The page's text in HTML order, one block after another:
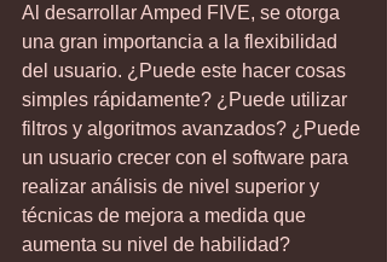
Al desarrollar Amped FIVE, se otorga
una gran importancia a la flexibilidad
del usuario. ¿Puede este hacer cosas
simples rápidamente? ¿Puede utilizar
filtros y algoritmos avanzados? ¿Puede
un usuario crecer con el software para
realizar análisis de nivel superior y
técnicas de mejora a medida que
aumenta su nivel de habilidad?